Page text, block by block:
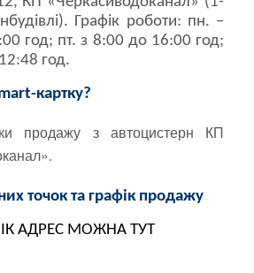
Графік роботи: пн. –
год; пт. з 8:00 до 16:00 год;
год.
картку?
продажу з автоцистерн КП
точок та графік продажу
АДРЕС МОЖНА ТУТ